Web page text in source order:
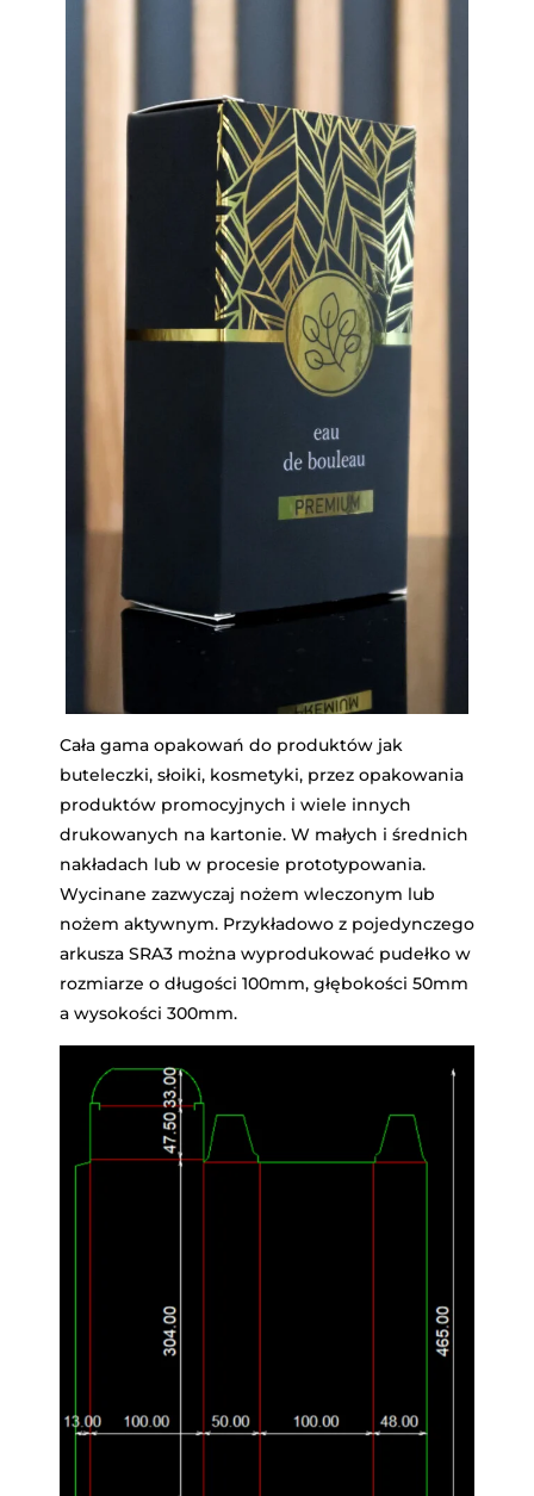
Cała gama opakowań do produktów jak
buteleczki, słoiki, kosmetyki, przez opakowania
produktów promocyjnych i wiele innych
drukowanych na kartonie. W małych i średnich
nakładach lub w procesie prototypowania.
Wycinane zazwyczaj nożem wleczonym lub
nożem aktywnym. Przykładowo z pojedynczego
arkusza SRA3 można wyprodukować pudełko w
rozmiarze o długości 100mm, głębokości 50mm
a wysokości 300mm.